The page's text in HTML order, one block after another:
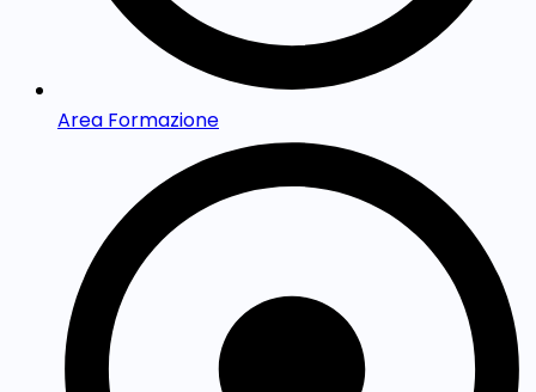
Area Formazione